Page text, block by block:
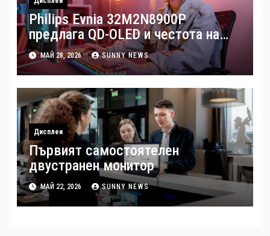
Philips Evnia 32M2N8900P
предлага QD-OLED и честота на
опресняване от 240 Hz
МАЙ 28, 2026 SUNNY NEWS
Дисплеи
Първият самостоятелен
двустранен монитор
МАЙ 22, 2026 SUNNY NEWS